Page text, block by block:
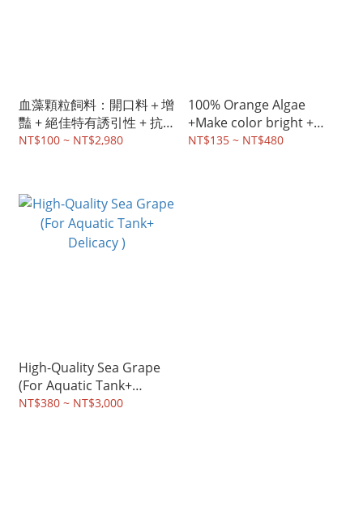
血藻顆粒飼料：開口料＋增
豔 + 絕佳特有誘引性 + 抗
氧化保健
NT$100 ~ NT$2,980
100% Orange Algae
+Make color bright +
Squid Favor
NT$135 ~ NT$480
High-Quality Sea Grape
(For Aquatic Tank+
Delicacy )
NT$380 ~ NT$3,000